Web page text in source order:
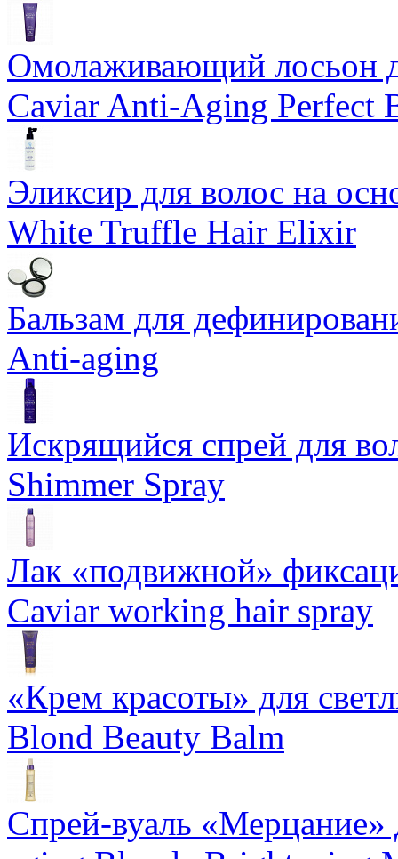
Омолаживающий лосьон
Caviar Anti-Aging Perfect
Эликсир для волос на
White Truffle Hair Elixir
Бальзам для
Anti-aging
Искрящийся спрей для
Shimmer Spray
Лак «подвижной»
Caviar working hair spray
«Крем красоты» для
Blond Beauty Balm
Спрей-вуаль «Мерцание»